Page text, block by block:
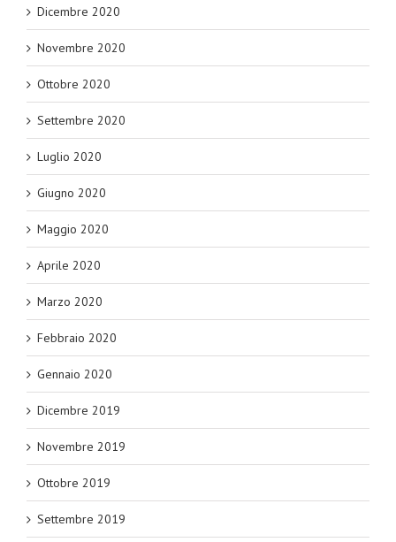
Dicembre 2020
Novembre 2020
Ottobre 2020
Settembre 2020
Luglio 2020
Giugno 2020
Maggio 2020
Aprile 2020
Marzo 2020
Febbraio 2020
Gennaio 2020
Dicembre 2019
Novembre 2019
Ottobre 2019
Settembre 2019